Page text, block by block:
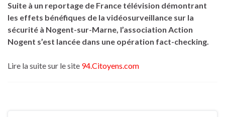
Suite à un reportage de France télévision démontrant
les effets bénéfiques de la vidéosurveillance sur la
sécurité à Nogent-sur-Marne, l’association Action
Nogent s’est lancée dans une opération fact-checking.
Lire la suite sur le site 94.Citoyens.com